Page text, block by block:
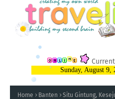
Home Banten
Situ Gintung,